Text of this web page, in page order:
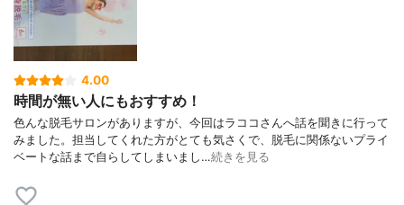
4.00
時間が無い人にもおすすめ！
色んな脱毛サロンがありますが、今回はラココさんへ話を聞きに行って
みました。担当してくれた方がとても気さくで、脱毛に関係ないプライ
ベートな話まで自らしてしまいまし…続きを見る